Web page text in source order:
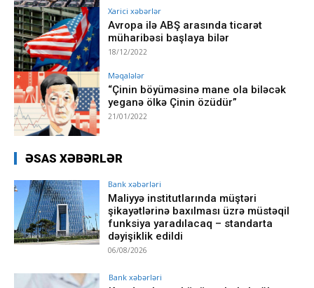
Xarici xəbərlər
Avropa ilə ABŞ arasında ticarət
müharibəsi başlaya bilər
18/12/2022
Məqalələr
“Çinin böyüməsinə mane ola biləcək
yeganə ölkə Çinin özüdür”
21/01/2022
ƏSAS XƏBƏRLƏR
Bank xəbərləri
Maliyyə institutlarında müştəri
şikayətlərinə baxılması üzrə müstəqil
funksiya yaradılacaq – standarta
dəyişiklik edildi
06/08/2026
Bank xəbərləri